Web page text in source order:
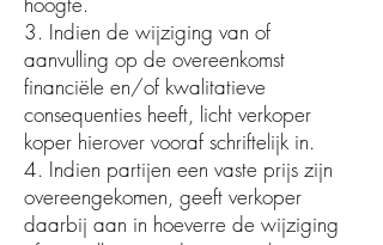
3. Indien de wijziging van of
aanvulling op de overeenkomst
financiële en/of kwalitatieve
consequenties heeft, licht verkoper
koper hierover vooraf schriftelijk in.
4. Indien partijen een vaste prijs zijn
overeengekomen, geeft verkoper
daarbij aan in hoeverre de wijziging